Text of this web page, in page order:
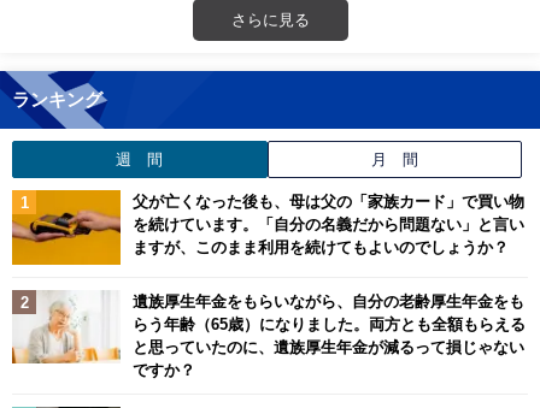
さらに見る
ランキング
週 間 月 間
父が亡くなった後も、母は父の「家族カード」で買い物
を続けています。「自分の名義だから問題ない」と言い
ますが、このまま利用を続けてもよいのでしょうか？
遺族厚生年金をもらいながら、自分の老齢厚生年金をも
らう年齢（65歳）になりました。両方とも全額もらえる
と思っていたのに、遺族厚生年金が減るって損じゃない
ですか？